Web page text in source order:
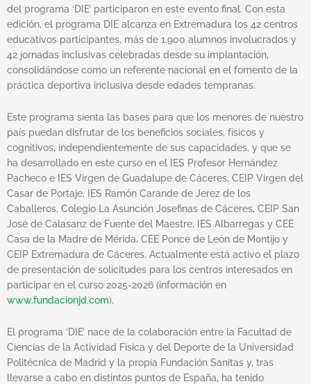
del programa ‘DIE’ participaron en este evento final. Con esta
edición, el programa DIE alcanza en Extremadura los 42 centros
educativos participantes, más de 1.900 alumnos involucrados y
42 jornadas inclusivas celebradas desde su implantación,
consolidándose como un referente nacional en el fomento de la
práctica deportiva inclusiva desde edades tempranas.
Este programa sienta las bases para que los menores de nuestro
país puedan disfrutar de los beneficios sociales, físicos y
cognitivos, independientemente de sus capacidades, y que se
ha desarrollado en este curso en el IES Profesor Hernández
Pacheco e IES Virgen de Guadalupe de Cáceres, CEIP Virgen del
Casar de Portaje, IES Ramón Carande de Jerez de los
Caballeros, Colegio La Asunción Josefinas de Cáceres, CEIP San
José de Calasanz de Fuente del Maestre, IES Albarregas y CEE
Casa de la Madre de Mérida, CEE Ponce de León de Montijo y
CEIP Extremadura de Cáceres. Actualmente está activo el plazo
de presentación de solicitudes para los centros interesados en
participar en el curso 2025-2026 (información en
www.fundacionjd.com).
El programa ‘DIE’ nace de la colaboración entre la Facultad de
Ciencias de la Actividad Física y del Deporte de la Universidad
Politécnica de Madrid y la propia Fundación Sanitas y, tras
llevarse a cabo en distintos puntos de España, ha tenido